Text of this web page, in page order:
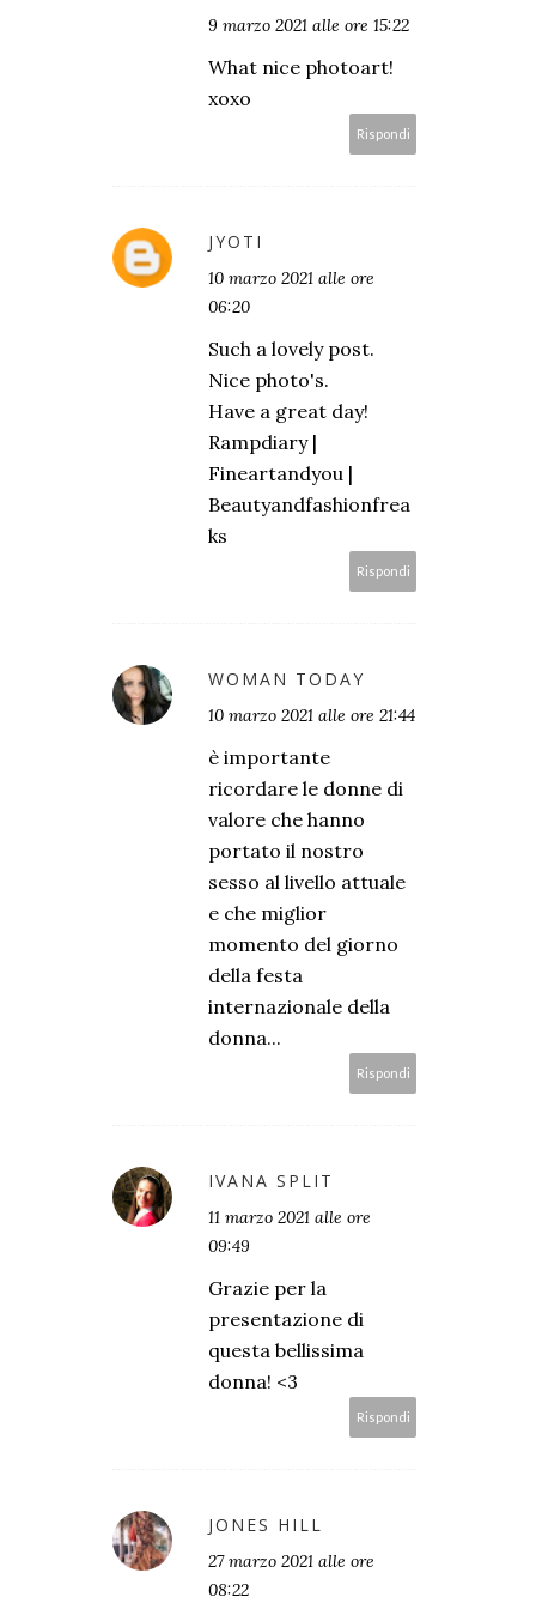
9 marzo 2021 alle ore 15:22
What nice photoart!
xoxo
Rispondi
JYOTI
10 marzo 2021 alle ore
06:20
Such a lovely post.
Nice photo's.
Have a great day!
Rampdiary|
Fineartandyou |
Beautyandfashionfrea
ks
Rispondi
WOMAN TODAY
10 marzo 2021 alle ore 21:44
è importante
ricordare le donne di
valore che hanno
portato il nostro
sesso al livello attuale
e che miglior
momento del giorno
della festa
internazionale della
donna...
Rispondi
IVANA SPLIT
11 marzo 2021 alle ore
09:49
Grazie per la
presentazione di
questa bellissima
donna! <3
Rispondi
JONES HILL
27 marzo 2021 alle ore
08:22